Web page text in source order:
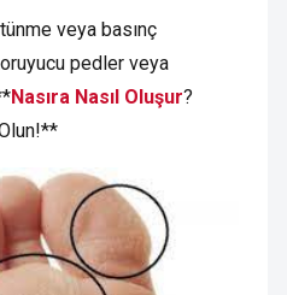
veya basınç
pedler veya
Nasıra Nasıl Oluşur?